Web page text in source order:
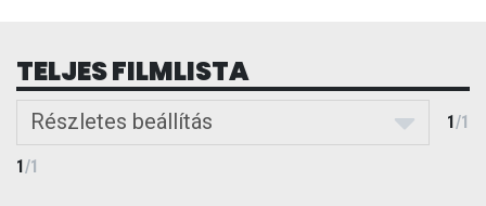
TELJES FILMLISTA
Részletes beállítás 1/1
1/1